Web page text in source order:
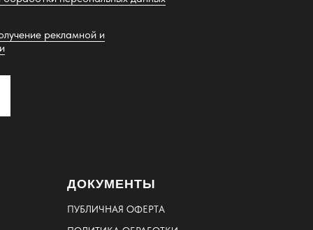
рекламной и
ДОКУМЕНТЫ
ПУБЛИЧНАЯ ОФЕРТА